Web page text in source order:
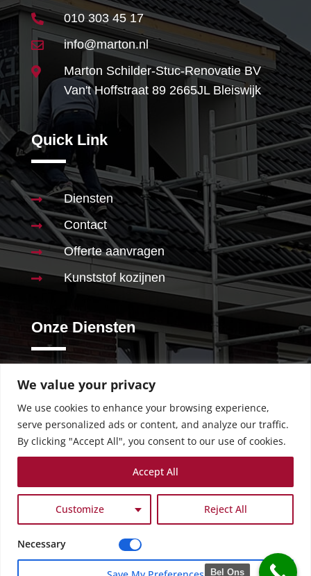
We value your privacy
We use cookies to enhance your browsing experience,
serve personalized ads or content, and analyze our traffic.
By clicking "Accept All", you consent to our use of cookies.
Customize Reject All
Accept All
Necessary
 010 303 45 17
 info@marton.nl

Marton Schilder-Stuc-Renovatie BV
Van't Hoffstraat 89 2665JL Bleiswijk
Quick Link
 Diensten
 Contact
 Offerte aanvragen
 Kunststof kozijnen
Onze Diensten
 Schilderwerk
 Stucwerk
 Behangen
 Badkamer
Copyright © Marton Schilder – Stucwerk –
Renovatie B.V. | 2024Bel Ons